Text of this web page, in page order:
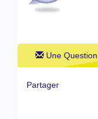
Une
Partager